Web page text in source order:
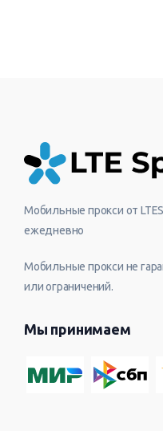
Мобильные прокси от
ежедневно
Мобильные прокси не
или ограничений.
Мы принимаем